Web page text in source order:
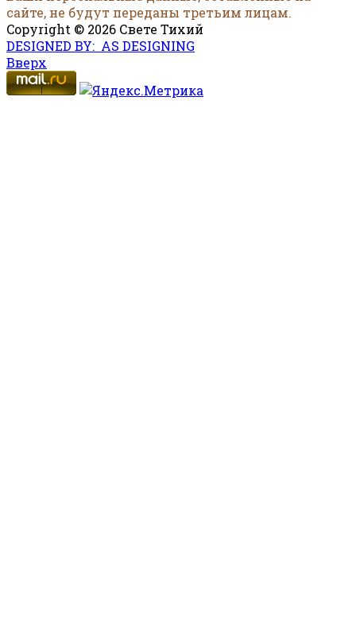
сайте, не будут переданы третьим лицам.
Copyright © 2026 Свете Тихий
DESIGNED BY: AS DESIGNING
Вверх